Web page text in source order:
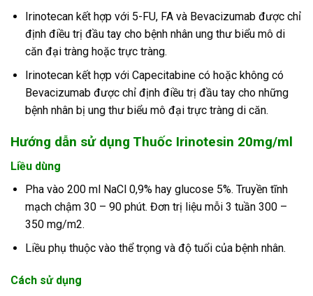
Irinotecan kết hợp với 5-FU, FA và Bevacizumab được chỉ
định điều trị đầu tay cho bệnh nhân ung thư biểu mô di
căn đại tràng hoặc trực tràng.
Irinotecan kết hợp với Capecitabine có hoặc không có
Bevacizumab được chỉ định điều trị đầu tay cho những
bệnh nhân bị ung thư biểu mô đại trực tràng di căn.
Hướng dẫn sử dụng Thuốc Irinotesin 20mg/ml
Liều dùng
Pha vào 200 ml NaCl 0,9% hay glucose 5%. Truyền tĩnh
mạch chậm 30 – 90 phút. Đơn trị liệu mỗi 3 tuần 300 –
350 mg/m2.
Liều phụ thuộc vào thể trọng và độ tuổi của bệnh nhân.
Cách sử dụng